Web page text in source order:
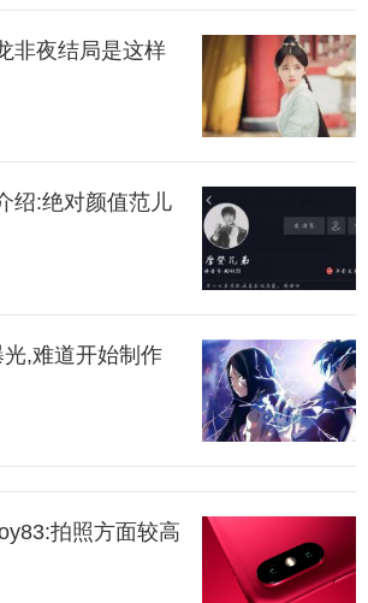
非夜结局是这样
绍:绝对颜值范儿
,难道开始制作
拍照方面较高